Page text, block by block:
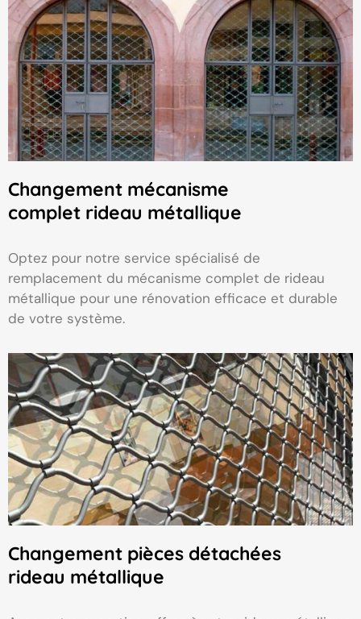
Changement mécanisme
complet rideau métallique
Optez pour notre service spécialisé de
remplacement du mécanisme complet de rideau
métallique pour une rénovation efficace et durable
de votre système.
Changement pièces détachées
rideau métallique